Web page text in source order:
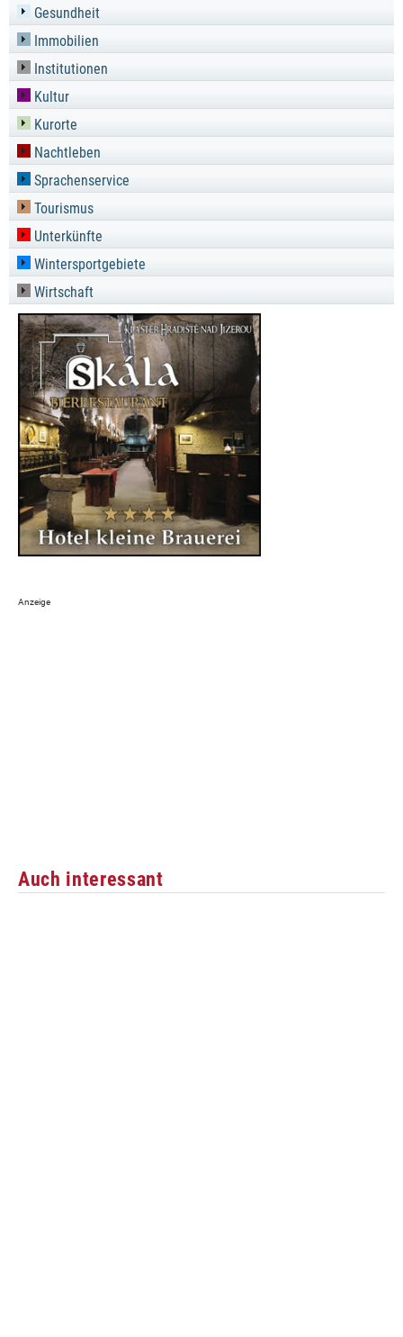
Gesundheit
Immobilien
Institutionen
Kultur
Kurorte
Nachtleben
Sprachenservice
Tourismus
Unterkünfte
Wintersportgebiete
Wirtschaft
Auch interessant